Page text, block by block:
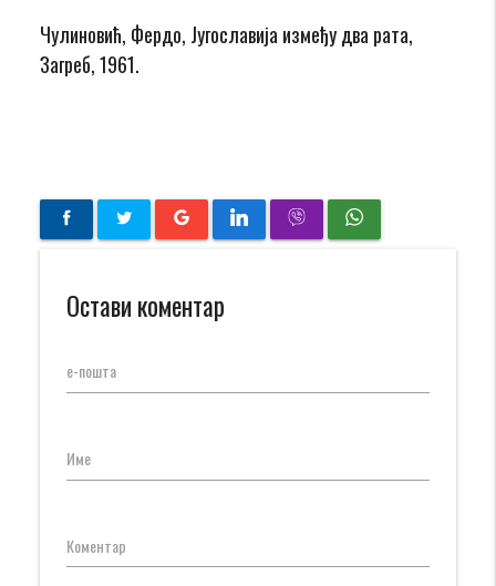
Чулиновић, Фердо, Југославија између два рата,
Загреб, 1961.
Остави коментар
е-пошта
Име
Коментар